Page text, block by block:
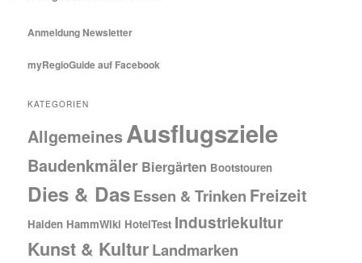
Anmeldung Newsletter
myRegioGuide auf Facebook
KATEGORIEN
AllgemeinesAusflugsziele
Baudenkmäler Biergärten Bootstouren
Dies & DasEssen & Trinken Freizeit
Halden HammWiki HotelTest Industriekultur
Kunst & KulturLandmarken